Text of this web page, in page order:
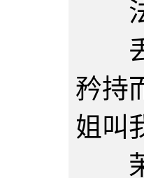
法
丢
矜持
姐叫
茉